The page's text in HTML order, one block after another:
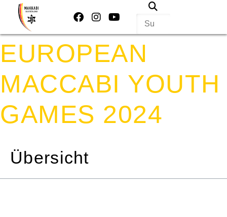
EUROPEAN
MACCABI YOUTH
GAMES 2024
Übersicht